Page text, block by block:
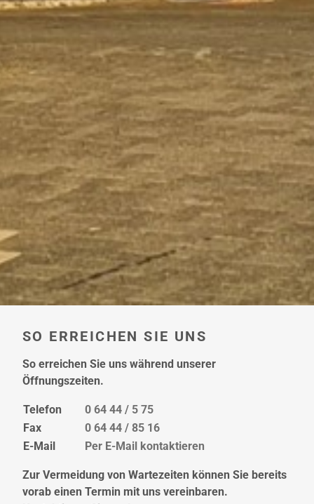
SO ERREICHEN SIE UNS
So erreichen Sie uns während unserer
Öffnungszeiten.
Telefon
0 64 44 / 5 75
Fax
0 64 44 / 85 16
E-Mail
Per E-Mail kontaktieren
Zur Vermeidung von Wartezeiten können Sie bereits
vorab einen Termin mit uns vereinbaren.